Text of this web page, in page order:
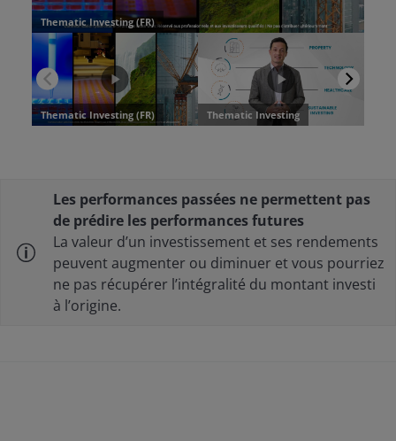
Les performances passées ne permettent pas
de prédire les performances futures
La valeur d’un investissement et ses rendements
peuvent augmenter ou diminuer et vous pourriez
ne pas récupérer l’intégralité du montant investi
à l’origine.